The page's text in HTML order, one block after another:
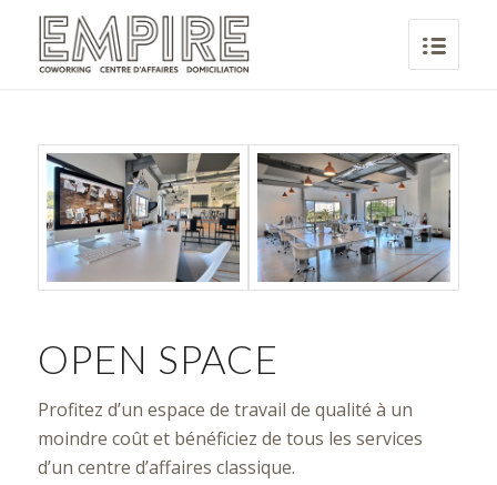
OPEN SPACE
Profitez d’un espace de travail de qualité à un
moindre coût et bénéficiez de tous les services
d’un centre d’affaires classique.